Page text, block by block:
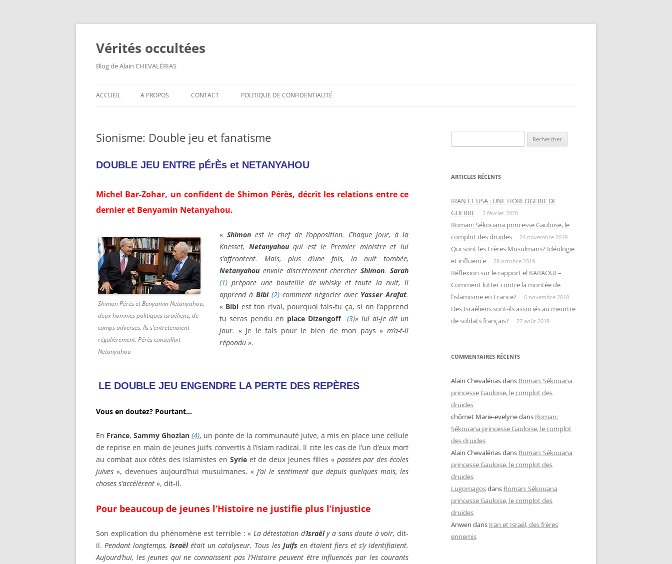
Aller
contenu
Vérités occultées
Blog de Alain CHEVALÉRIAS
ACCUEIL A PROPOS CONTACT POLITIQUE DE CONFIDENTIALITÉ
Sionisme: Double jeu et fanatisme
DOUBLE JEU ENTRE pÉrÈs et NETANYAHOU
Michel Bar-Zohar, un confident de Shimon Pérès, décrit les relations entre ce
dernier et Benyamin Netanyahou.
Shimon Pérès et Benyamin Netanyahou,
deux hommes politiques israéliens, de
camps adverses. Ils s’entretenaient
régulièrement. Pérès conseillait
Netanyahou
« Shimon est le chef de l’opposition. Chaque jour, à la
Knesset, Netanyahouqui est le Premier ministre et lui
s’affrontent. Mais, plus d’une fois, la nuit tombée,
Netanyahou envoie discrètement chercherShimon. Sarah
(1) prépare une bouteille de whisky et toute la nuit, il
apprend à Bibi (2) comment négocier avec Yasser Arafat.
« Bibi est ton rival, pourquoi fais-tu ça, si on l’apprend
tu seras pendu en place Dizengoff (3)» lui ai-je dit un
jour. « Je le fais pour le bien de mon pays » m’a-t-il
répondu ».
LE DOUBLE JEU ENGENDRE LA PERTE DES REPÈRES
Vous en doutez? Pourtant…
En France, Sammy Ghozlan (4), un ponte de la communauté juive, a mis en place une cellule
de reprise en main de jeunes juifs convertis à l’islam radical. Il cite les cas de l’un d’eux mort
au combat aux côtés des islamistes en Syrieet de deux jeunes filles « passées par des écoles
juives », devenues aujourd’hui musulmanes. « J’ai le sentiment que depuis quelques mois, les
choses s’accélèrent », dit-il.
Pour beaucoup de jeunes l’Histoire ne justifie plus l’injustice
Son explication du phénomène est terrible : « La détestation d’Israëly a sans doute à voir, dit-
il. Pendant longtemps,Israëlétait un catalyseur. Tous les Juifs en étaient fiers et s’y identifiaient.
Aujourd’hui, les jeunes qui ne connaissent pas l’Histoire peuvent être influencés par les courants
ARTICLES RÉCENTS
IRAN ET USA : UNE HORLOGERIE DE
GUERRE
2 février 2020
Roman: Sékouana princesse Gauloise, le
complot des druides
24 novembre 2019
Qui sont les Frères Musulmans? Idéologie
et influence
28 octobre 2019
Réflexion sur le rapport el KARAOUI –
Comment lutter contre la montée de
l’islamisme en France?
6 novembre 2018
Des Israéliens sont-ils associés au meurtre
de soldats français?
27 août 2018
COMMENTAIRES RÉCENTS
Alain Chevalériasdans Roman: Sékouana
princesse Gauloise, le complot des
druides
chômet Marie-evelynedans Roman:
Sékouana princesse Gauloise, le complot
des druides
Alain Chevalériasdans Roman: Sékouana
princesse Gauloise, le complot des
druides
Lugomagosdans Roman: Sékouana
princesse Gauloise, le complot des
druides
Anwen dans Iran et Israël, des frères
ennemis